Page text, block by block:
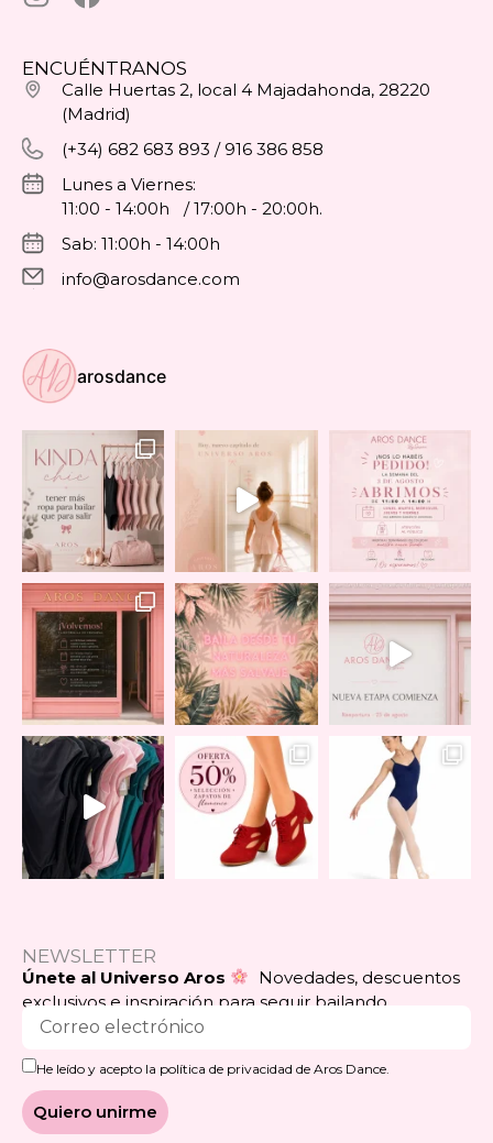
ENCUÉNTRANOS
Calle Huertas 2, local 4 Majadahonda, 28220
(Madrid)
(+34) 682 683 893 / 916 386 858
Lunes a Viernes:
11:00 - 14:00h / 17:00h - 20:00h.
Sab: 11:00h - 14:00h
info@arosdance.com
arosdance
NEWSLETTER
Únete al Universo Aros
Novedades, descuentos
exclusivos e inspiración para seguir bailando.
He leído y acepto la política de privacidad de Aros Dance.
Quiero unirme